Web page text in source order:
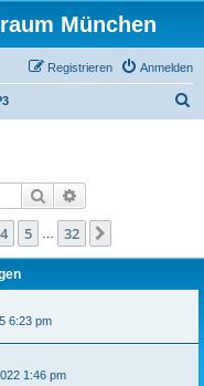
München
Anmelden
Registrieren
Suche
4 5 32
6:23 pm
1:46 pm